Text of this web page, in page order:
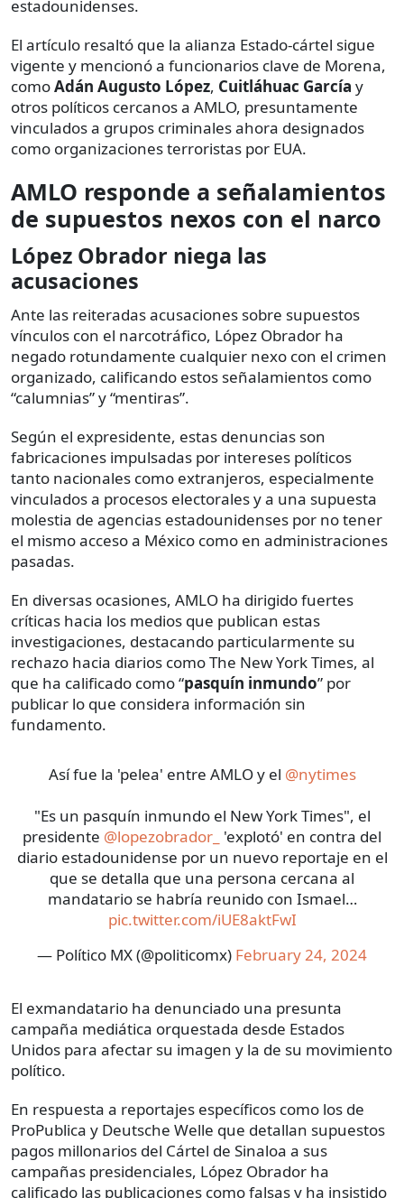
estadounidenses.
El artículo resaltó que la alianza Estado-cártel sigue
vigente y mencionó a funcionarios clave de Morena,
comoAdán Augusto López, Cuitláhuac García y
otros políticos cercanos a AMLO, presuntamente
vinculados a grupos criminales ahora designados
como organizaciones terroristas por EUA.
AMLO responde a señalamientos
de supuestos nexos con el narco
López Obrador niega las
acusaciones
Ante las reiteradas acusaciones sobre supuestos
vínculos con el narcotráfico, López Obrador ha
negado rotundamente cualquier nexo con el crimen
organizado, calificando estos señalamientos como
“calumnias” y “mentiras”.
Según el expresidente, estas denuncias son
fabricaciones impulsadas por intereses políticos
tanto nacionales como extranjeros, especialmente
vinculados a procesos electorales y a una supuesta
molestia de agencias estadounidenses por no tener
el mismo acceso a México como en administraciones
pasadas.
En diversas ocasiones, AMLO ha dirigido fuertes
críticas hacia los medios que publican estas
investigaciones, destacando particularmente su
rechazo hacia diarios como The New York Times, al
que ha calificado como “pasquín inmundo” por
publicar lo que considera información sin
fundamento.
Así fue la 'pelea' entre AMLO y el @nytimes
"Es un pasquín inmundo el New York Times", el
presidente @lopezobrador_ 'explotó' en contra del
diario estadounidense por un nuevo reportaje en el
que se detalla que una persona cercana al
mandatario se habría reunido con Ismael…
pic.twitter.com/iUE8aktFwI
— Político MX (@politicomx) February 24, 2024
El exmandatario ha denunciado una presunta
campaña mediática orquestada desde Estados
Unidos para afectar su imagen y la de su movimiento
político.
En respuesta a reportajes específicos como los de
ProPublica y Deutsche Welle que detallan supuestos
pagos millonarios del Cártel de Sinaloa a sus
campañas presidenciales, López Obrador ha
calificado las publicaciones como falsas y ha insistido